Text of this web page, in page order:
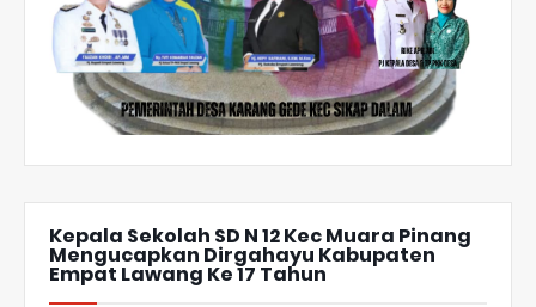
Kepala Sekolah SD N 12 Kec Muara Pinang
Mengucapkan Dirgahayu Kabupaten
Empat Lawang Ke 17 Tahun